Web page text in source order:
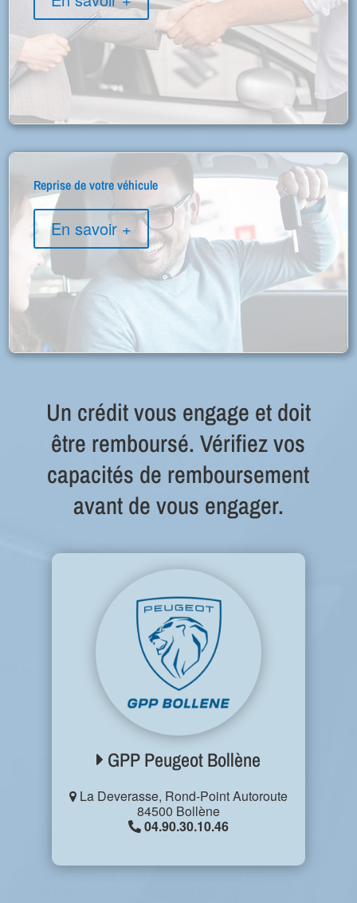
Reprise de votre véhicule
En savoir +
Un crédit vous engage et doit
être remboursé. Vérifiez vos
capacités de remboursement
avant de vous engager.
GPP Peugeot Bollène
La Deverasse, Rond-Point Autoroute
84500 Bollène
04.90.30.10.46